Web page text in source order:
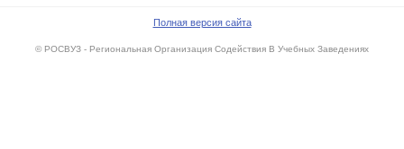
Полная версия сайта
© РОСВУЗ - Региональная Организация Содействия В Учебных Заведениях